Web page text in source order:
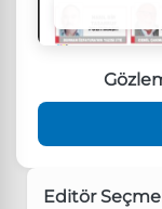
Editör